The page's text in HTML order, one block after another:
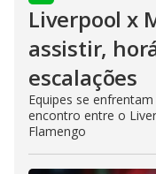
Liverpool x
assistir,
escalações
Equipes se
encontro entre o
Flamengo